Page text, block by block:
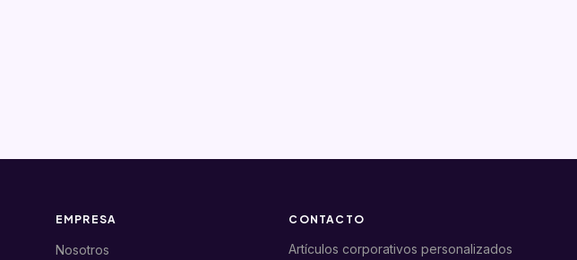
EMPRESA
Nosotros
CONTACTO
Artículos corporativos personalizados